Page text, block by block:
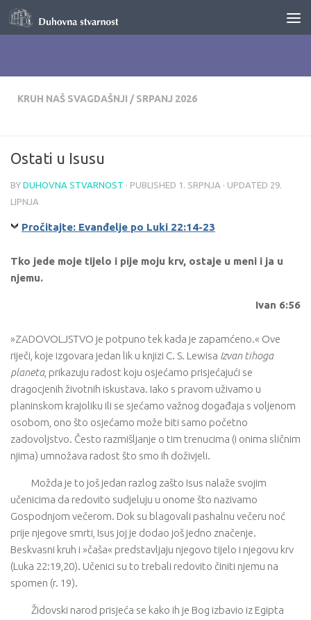
Skip to content
KRUH NAŠ SVAGDAŠNJI / SRPANJ 2026
Ostati u Isusu
BY DUHOVNA STVARNOST · PUBLISHED 1. SRPNJA · UPDATED 29.
LIPNJA
Pročitajte: Evanđelje po Luki 22:14-23
Tko jede moje tijelo i pije moju krv, ostaje u meni i ja u
njemu.
Ivan 6:56
»ZADOVOLJSTVO je potpuno tek kada je zapamćeno.« Ove
riječi, koje izgovara jedan lik u knjizi C. S. Lewisa Izvan tihoga
planeta, prikazuju radost koju osjećamo prisjećajući se
dragocjenih životnih iskustava. Iako s pravom uživamo u
planinskom krajoliku ili se sjećamo važnog događaja s voljenom
osobom, ono što osjećamo može biti samo početno
zadovoljstvo. Često razmišljanje o tim trenucima (i onima sličnim
njima) umnožava radost što smo ih doživjeli.
Možda je to još jedan razlog zašto Isus nalaže svojim
učenicima da redovito sudjeluju u onome što nazivamo
Gospodnjom večerom. Dok su blagovali pashalnu večeru noć
prije njegove smrti, Isus joj je dodao još jedno značenje.
Beskvasni kruh i »čaša« predstavljaju njegovo tijelo i njegovu krv
(Luka 22:19,20). Učenici su to trebali redovito činiti njemu na
spomen (r. 19).
Židovski narod prisjeća se kako ih je Bog izbavio iz Egipta